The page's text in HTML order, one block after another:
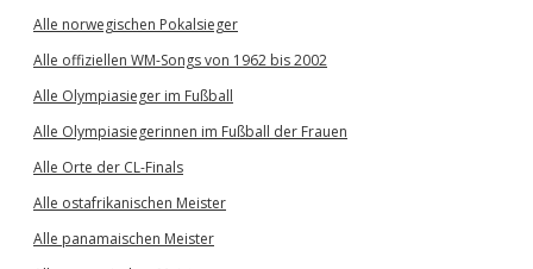
Alle norwegischen Pokalsieger
Alle offiziellen WM-Songs von 1962 bis 2002
Alle Olympiasieger im Fußball
Alle Olympiasiegerinnen im Fußball der Frauen
Alle Orte der CL-Finals
Alle ostafrikanischen Meister
Alle panamaischen Meister